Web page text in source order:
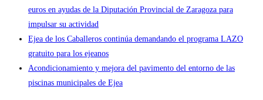
euros en ayudas de la Diputación Provincial de Zaragoza para
impulsar su actividad
Ejea de los Caballeros continúa demandando el programa LAZO
gratuito para los ejeanos
Acondicionamiento y mejora del pavimento del entorno de las
piscinas municipales de Ejea